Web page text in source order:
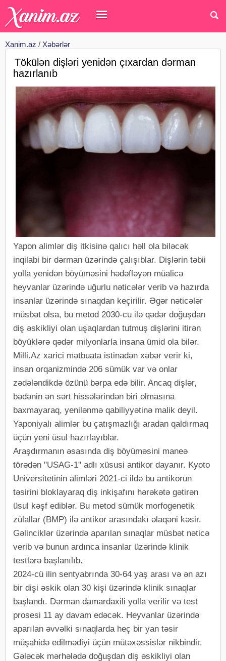
Xanim.az / Xəbərlər
Tökülən dişləri yenidən çıxardan dərman
hazırlanıb
Yapon alimlər diş itkisinə qalıcı həll ola biləcək
inqilabi bir dərman üzərində çalışıblar. Dişlərin təbii
yolla yenidən böyüməsini hədəfləyən müalicə
heyvanlar üzərində uğurlu nəticələr verib və hazırda
insanlar üzərində sınaqdan keçirilir. Əgər nəticələr
müsbət olsa, bu metod 2030-cu ilə qədər doğuşdan
diş əskikliyi olan uşaqlardan tutmuş dişlərini itirən
böyüklərə qədər milyonlarla insana ümid ola bilər.
Milli.Az xarici mətbuata istinadən xəbər verir ki,
insan orqanizmində 206 sümük var və onlar
zədələndikdə özünü bərpa edə bilir. Ancaq dişlər,
bədənin ən sərt hissələrindən biri olmasına
baxmayaraq, yenilənmə qabiliyyətinə malik deyil.
Yaponiyalı alimlər bu çatışmazlığı aradan qaldırmaq
üçün yeni üsul hazırlayıblar.
Araşdırmanın əsasında diş böyüməsini maneə
törədən "USAG-1" adlı xüsusi antikor dayanır. Kyoto
Universitetinin alimləri 2021-ci ildə bu antikorun
təsirini bloklayaraq diş inkişafını hərəkətə gətirən
üsul kəşf ediblər. Bu metod sümük morfogenetik
zülallar (BMP) ilə antikor arasındakı əlaqəni kəsir.
Gəlinciklər üzərində aparılan sınaqlar müsbət nəticə
verib və bunun ardınca insanlar üzərində klinik
testlərə başlanılıb.
2024-cü ilin sentyabrında 30-64 yaş arası və ən azı
bir dişi əskik olan 30 kişi üzərində klinik sınaqlar
başlandı. Dərman damardaxili yolla verilir və test
prosesi 11 ay davam edəcək. Heyvanlar üzərində
aparılan əvvəlki sınaqlarda heç bir yan təsir
müşahidə edilmədiyi üçün mütəxəssislər nikbindir.
Gələcək mərhələdə doğuşdan diş əskikliyi olan